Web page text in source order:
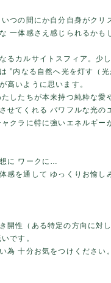
つの間にか自分自身がクリ
一体感さえ感じられるかも
るカルサイトスフィア。少
”内なる自然へ光を灯す（
高いように思います。
したちが本来持つ純粋な愛
せてくれる パワフルな光の
クラに特に強いエネルギー
に ワークに…
感を通して ゆっくりお愉し
開性（ある特定の方向に対
です。
為 十分お気をつけください。